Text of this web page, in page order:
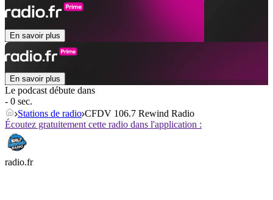
En savoir plus
En savoir plus
Le podcast débute dans
- 0 sec.
Stations de radio CFDV 106.7 Rewind Radio
Écoutez gratuitement cette radio dans l'application :
radio.fr